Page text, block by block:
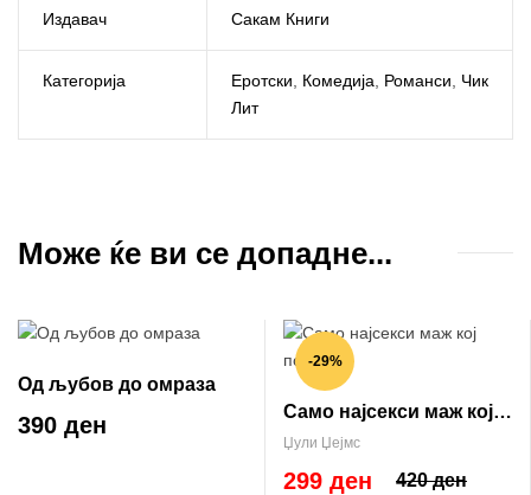
Издавач Сакам Книги
Категорија Еротски Комедија Романси
Чик
Лит
Може ќе ви се допадне...
Од љубов до омраза
390 ден
-29%
Само најсекси маж кој
постои
Џули Џејмс
420 ден
299 ден